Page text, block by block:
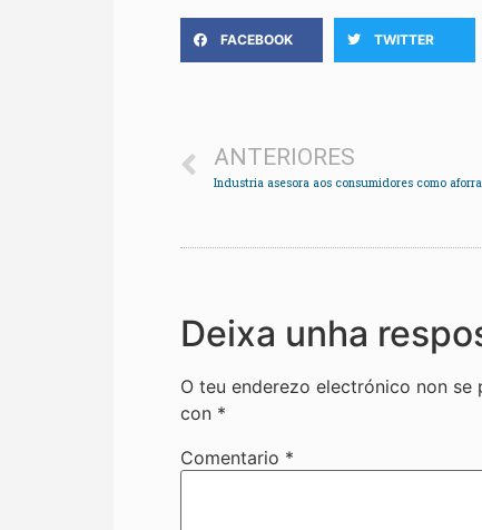
FACEBOOK TWITTER
ANTERIORES
Deixa unha
O teu enderezo electrónico non se
con *
Comentario *